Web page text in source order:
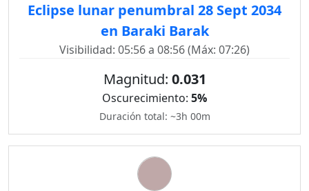
Eclipse lunar penumbral 28 Sept 2034
en Baraki Barak
Visibilidad: 05:56 a 08:56 (Máx: 07:26)
Magnitud: 0.031
Oscurecimiento: 5%
Duración total: ~3h 00m